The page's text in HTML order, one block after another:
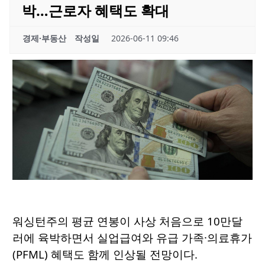
박…근로자 혜택도 확대
경제·부동산 작성일 2026-06-11 09:46
워싱턴주의 평균 연봉이 사상 처음으로 10만달
러에 육박하면서 실업급여와 유급 가족·의료휴가
(PFML) 혜택도 함께 인상될 전망이다.